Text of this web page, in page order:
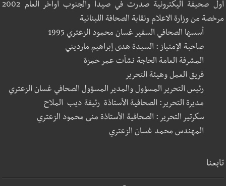
أول صحيفة اليكترونية صدرت في صيدا والجنوب أواخر العام 2002
مرخصة من وزارة الاعلام ونقابة الصحافة اللبنانية
أسسها الصحافي السفير غسان محمود الزعتري 1995
صاحبة الإمتياز : السيدة هدى إبراهيم مارديني
المشرفة العامة الحاجة نشأت عمر حمزة
فريق العمل وهيئة التحرير
رئيس التحرير المسؤول والمدير المسؤول الصحافي غسان الزعتري
مديرة التحرير: الصحافية الأستاذة رئيفة ديب الملاح
سكرتير التحرير : الصحافية الأستاذة منى محمود الزعتري
المهندس محمد غسان الزعتري
تابعنا